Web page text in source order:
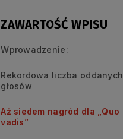
ZAWARTOŚĆ WPISU
Wprowadzenie:
Rekordowa liczba oddanych
głosów
Aż siedem nagród dla „Quo
vadis”